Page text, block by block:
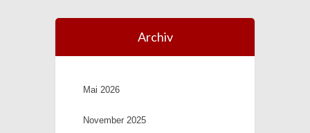
Archiv
Mai 2026
November 2025